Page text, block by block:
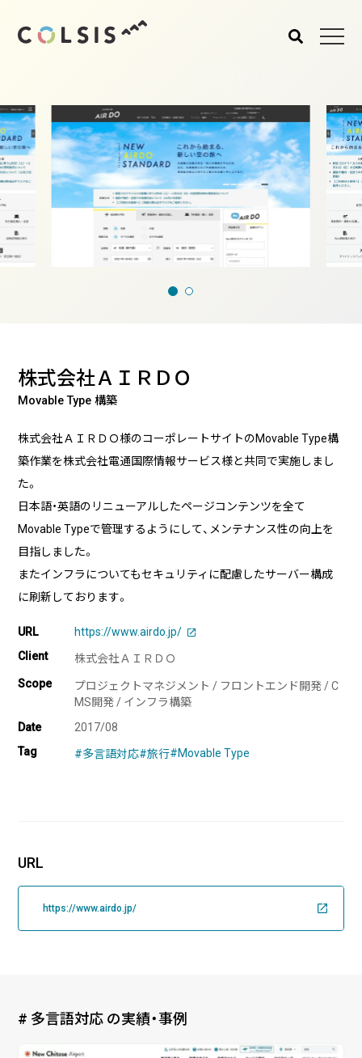
MENU
About us
コルシスについて
Service
サービス
ウェブサイト･システム構
CMSソリューション
システムインテグレーショ
実績・事例
事例紹介
ブログ
Recruit
採用情報
News
Contact
お問い合わせ
PICK UP
2026/07/27 技術ブログ
株式会社ＡＩＲＤＯ
Movable Type 構築
株式会社ＡＩＲＤＯ様のコーポレートサイトのMovable Type構
築作業を株式会社電通国際情報サービス様と共同で実施しまし
た。
日本語・英語のリニューアルしたページコンテンツを全て
Movable Typeで管理するようにして、メンテナンス性の向上を
目指しました。
またインフラについてもセキュリティに配慮したサーバー構成
に刷新しております。
URL
https://www.airdo.jp/
Client
株式会社ＡＩＲＤＯ
Scope
プロジェクトマネジメント / フロントエンド開発 / C
MS開発 / インフラ構築
Date
2017/08
Tag
#多言語対応#旅行#Movable Type
URL
https://www.airdo.jp/
# 多言語対応 の実績・事例